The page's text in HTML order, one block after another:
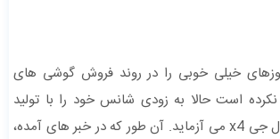
خیلی خوبی را در روند فروش گوشی های
است حالا به زودی شانس خود را با تولید
میان رده ای به نام ال جی x4 می آزماید. آن طور که در خبر های آمده،